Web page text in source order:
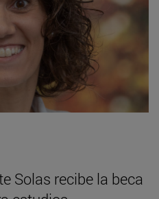
Solas recibe la beca